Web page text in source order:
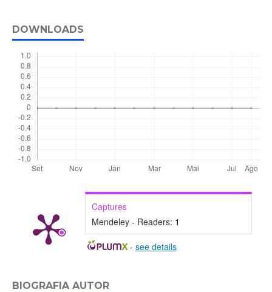
DOWNLOADS
Captures
Mendeley - Readers: 1
- see details
BIOGRAFIA AUTOR